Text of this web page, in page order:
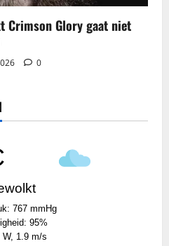
Crimson Glory gaat niet
0
767 mmHg
95%
W, 1.9 m/s